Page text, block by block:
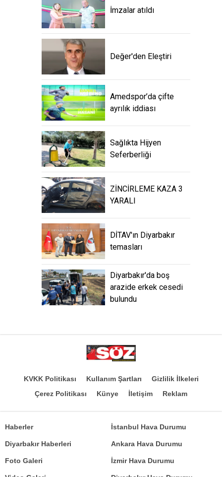
İmzalar atıldı
Değer'den Eleştiri
Amedspor’da çifte
ayrılık iddiası
Sağlıkta Hijyen
Seferberliği
ZİNCİRLEME KAZA 3
YARALI
DİTAV'ın Diyarbakır
temasları
Diyarbakır'da boş
arazide erkek cesedi
bulundu
KVKK Politikası Kullanım Şartları
Gizlilik İlkeleri
Çerez Politikası
Künye İletişim Reklam
Haberler
Diyarbakır Haberleri
Foto Galeri
İstanbul Hava Durumu
Ankara Hava Durumu
İzmir Hava Durumu